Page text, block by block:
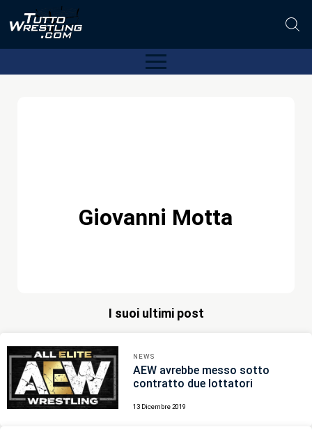
Giovanni Motta
I suoi ultimi post
NEWS
AEW avrebbe messo sotto
contratto due lottatori
13 Dicembre 2019